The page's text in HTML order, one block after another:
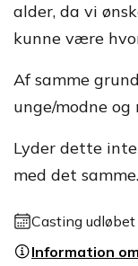
alder, da vi
kunne være
Af samme
unge/modne
Lyder dette
med det samme.
Casting udløbet
Information